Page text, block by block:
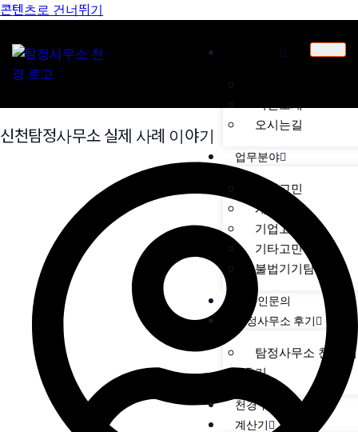
콘텐츠로 건너뛰기
비젼소개
오시는길
업무분야
가정고민
개인고민
기업고민
기타고민
불법기기탐지
온라인문의
탐정사무소 후기
탐정사무소 천경
후기
천경 뉴스
계산기
신천탐정사무소 실제 사례 이야기